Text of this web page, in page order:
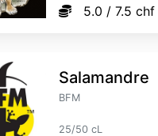
5.0 / 7.5 chf
Salamandre
BFM
25/50 cL